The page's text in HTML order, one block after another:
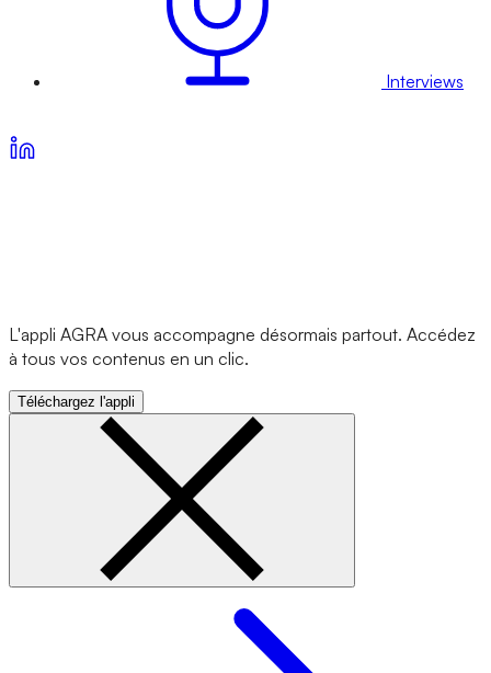
Interviews
L'appli AGRA vous accompagne désormais partout. Accédez
à tous vos contenus en un clic.
Téléchargez l'appli